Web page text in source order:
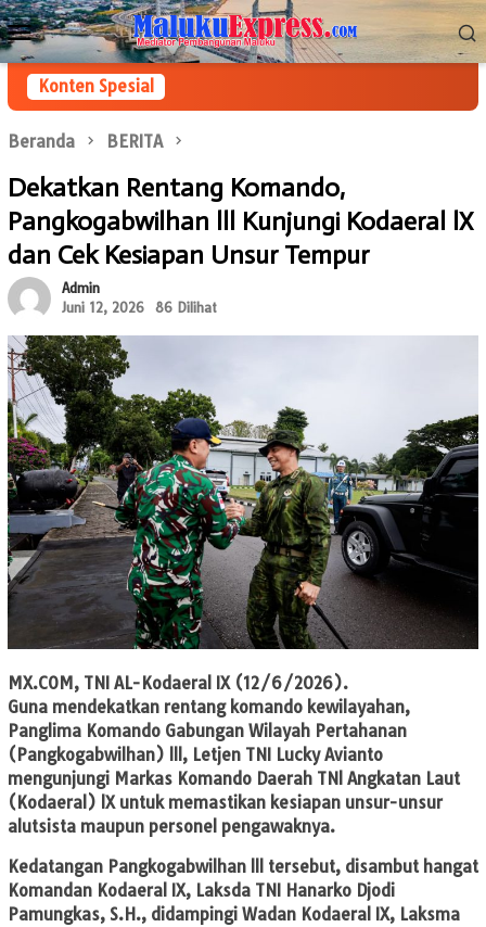
Loncat
ke
konten
Menu
Mobile
Konten Spesial
Beranda BERITA
Dekatkan Rentang Komando,
Pangkogabwilhan lll Kunjungi Kodaeral lX
dan Cek Kesiapan Unsur Tempur
Admin
Juni 12, 2026
86 Dilihat
MX.COM , TNI AL-Kodaeral IX (12/6/2026).
Guna mendekatkan rentang komando kewilayahan,
Panglima Komando Gabungan Wilayah Pertahanan
(Pangkogabwilhan) lll, Letjen TNI Lucky Avianto
mengunjungi Markas Komando Daerah TNl Angkatan Laut
(Kodaeral) lX untuk memastikan kesiapan unsur-unsur
alutsista maupun personel pengawaknya.
Kedatangan Pangkogabwilhan lll tersebut, disambut hangat
Komandan Kodaeral IX, Laksda TNI Hanarko Djodi
Pamungkas, S.H., didampingi Wadan Kodaeral IX, Laksma